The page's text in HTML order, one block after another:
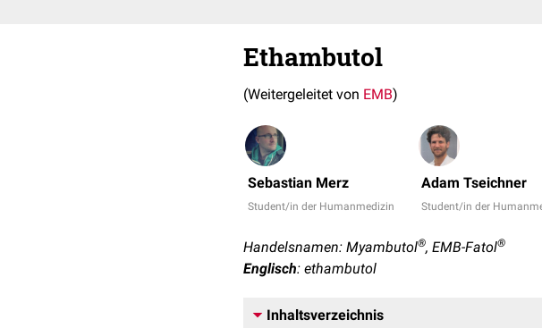
Ethambutol
(Weitergeleitet von EMB)
Sebastian Merz
Student/in der Humanmedizin
Adam Tseichner
Student/in der
Handelsnamen: Myambutol®, EMB-Fatol®
Englisch: ethambutol
Inhaltsverzeichnis